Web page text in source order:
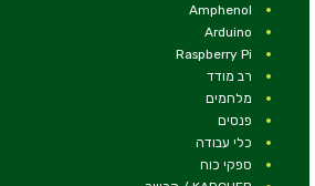
Amphenol
Arduino
Raspberry Pi
רב מודד
מלחמים
פנסים
כלי עבודה
ספקי כוח